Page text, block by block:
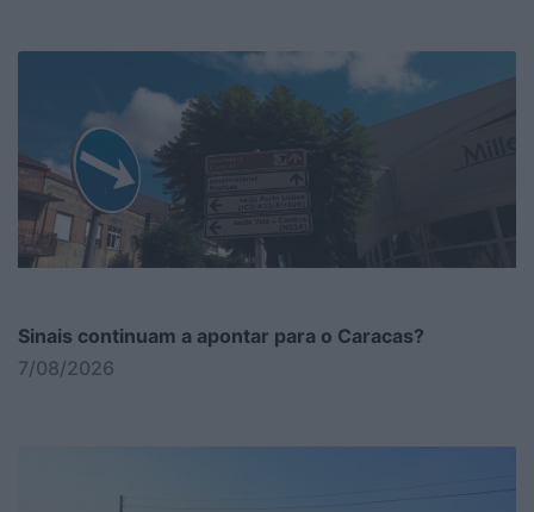
Sinais continuam a apontar para o Caracas?
7/08/2026